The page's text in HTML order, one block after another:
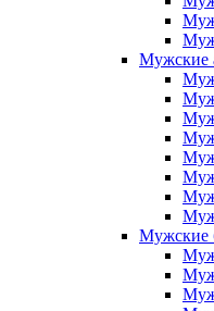
Мужские
Мужские